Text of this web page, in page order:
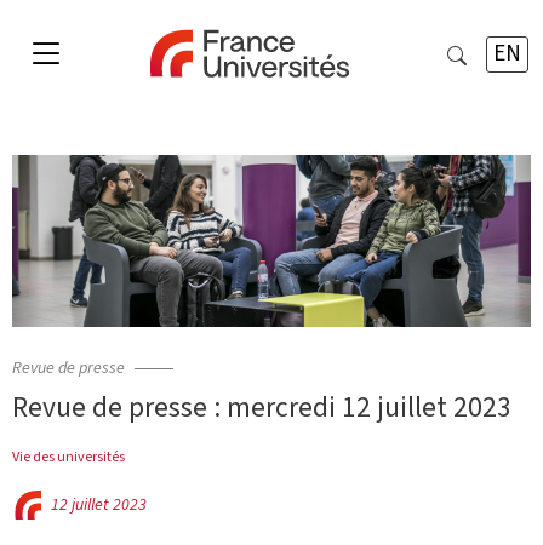
EN
Revue de presse
Revue de presse : mercredi 12 juillet 2023
Vie des universités
12 juillet 2023